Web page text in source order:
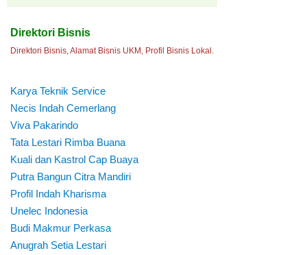
Direktori Bisnis
Direktori Bisnis, Alamat Bisnis UKM, Profil Bisnis Lokal.
Karya Teknik Service
Necis Indah Cemerlang
Viva Pakarindo
Tata Lestari Rimba Buana
Kuali dan Kastrol Cap Buaya
Putra Bangun Citra Mandiri
Profil Indah Kharisma
Unelec Indonesia
Budi Makmur Perkasa
Anugrah Setia Lestari